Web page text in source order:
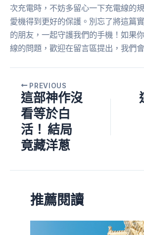
次充電時，不妨多留心一下充電線的
愛機得到更好的保護。別忘了將這篇
的朋友，一起守護我們的手機！如果
線的問題，歡迎在留言區提出，我們
PREVIOUS
這部神作沒
看等於白
活！ 結局
竟藏洋蔥
推薦閱讀